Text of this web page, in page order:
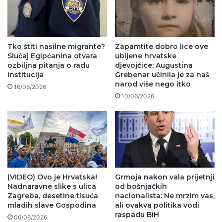
Tko štiti nasilne migrante?
Slučaj Egipćanina otvara
ozbiljna pitanja o radu
institucija
16/06/2026
Zapamtite dobro lice ove
ubijene hrvatske
djevojčice: Augustina
Grebenar učinila je za naš
narod više nego itko
10/06/2026
(VIDEO) Ovo je Hrvatska!
Nadnaravne slike s ulica
Zagreba, desetine tisuća
mladih slave Gospodina
06/06/2026
Grmoja nakon vala prijetnji
od bošnjačkih
nacionalista: Ne mrzim vas,
ali ovakva politika vodi
raspadu BiH